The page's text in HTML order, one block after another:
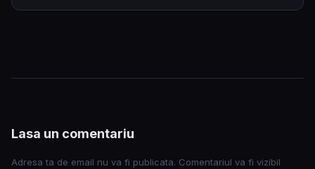
Lasa un comentariu
Adresa ta de email nu va fi publicata. Comentariul va fi vizibil